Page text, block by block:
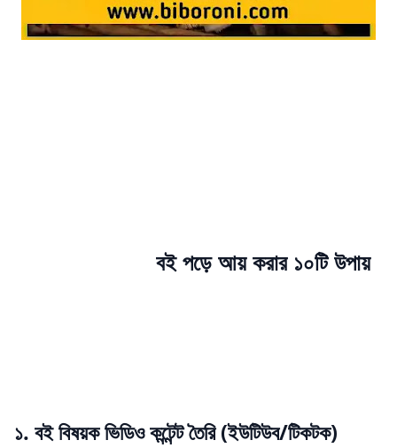
বই পড়ে আয় করার ১০টি উপায়
১. বই বিষয়ক ভিডিও কন্টেন্ট তৈরি (ইউটিউব/টিকটক)